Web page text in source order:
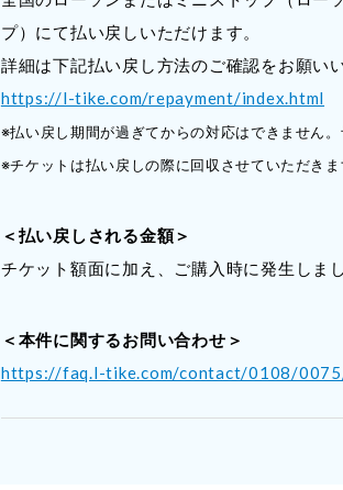
プ）にて払い戻しいただけます。
詳細は下記払い戻し方法のご確認をお願い
https://l-tike.com/repayment/index.html
※払い戻し期間が過ぎてからの対応はできません。
※チケットは払い戻しの際に回収させていただきま
＜払い戻しされる金額＞
チケット額面に加え、ご購入時に発生しま
＜本件に関するお問い合わせ＞
https://faq.l-tike.com/contact/0108/